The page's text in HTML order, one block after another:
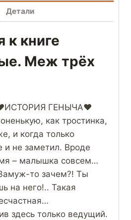
Детали
к книге
Меж трёх
ГЕНЫЧА❤️
как тростинка,
и когда только
и не заметил. Вроде
– малышка совсем…
то зачем?! Ты
на него!.. Такая
здесь только ведущий.